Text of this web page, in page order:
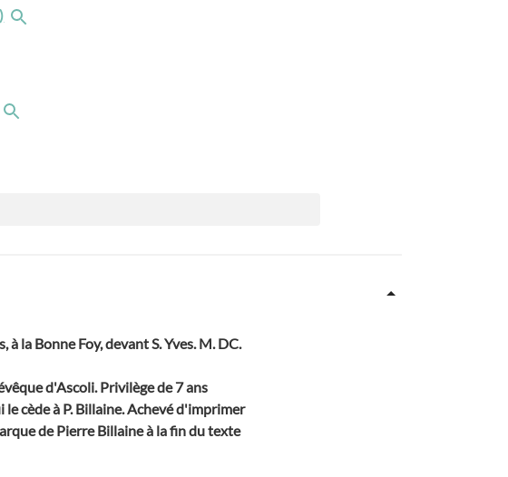
à la Bonne Foy, devant S. Yves. M. DC.
d'Ascoli. Privilège de 7 ans
cède à P. Billaine. Achevé d'imprimer
de Pierre Billaine à la fin du texte